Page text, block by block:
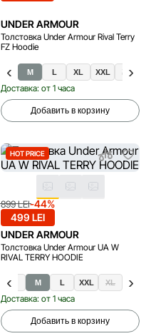
UNDER ARMOUR
Толстовка Under Armour Rival Terry
FZ Hoodie
M L XL XXL XS
Доставка: от 1 часа
Добавить в корзину
HOT PRICE
899 LEI-44%
499 LEI
UNDER ARMOUR
Толстовка Under Armour UA W
RIVAL TERRY HOODIE
S M L XXL XL
Доставка: от 1 часа
Добавить в корзину